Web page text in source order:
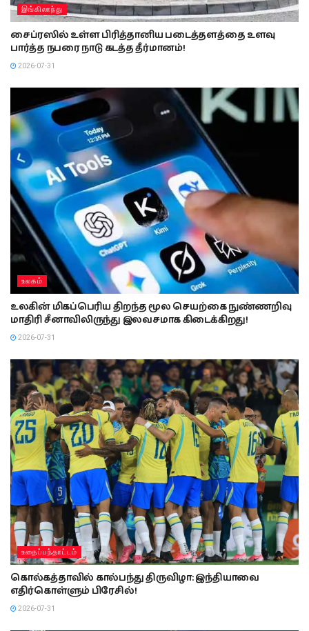
இங்கிலாந்து
சைப்ரஸில் உள்ள பிரித்தானிய படைத்தளத்தை உளவு
பார்த்த நபரை நாடு கடத்த தீர்மானம்!
2026-07-31
உலகம்
உலகின் மிகப்பெரிய திறந்த மூல செயற்கை நுண்ணறிவு
மாதிரி சீனாவிலிருந்து இலவசமாக கிடைக்கிறது!
2026-07-31
உதைப்பந்தாட்டம்
கொல்கத்தாவில் கால்பந்து திருவிழா: இந்தியாவை
எதிர்கொள்ளும் பிரேசில்!
2026-07-31